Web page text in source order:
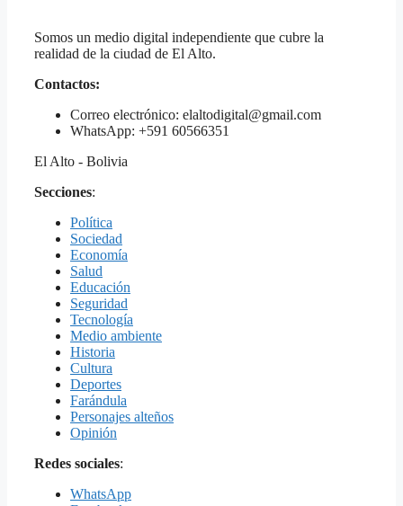
Somos un medio digital independiente que cubre la
realidad de la ciudad de El Alto.
Contactos:
Correo electrónico: elaltodigital@gmail.com
WhatsApp: +591 60566351
El Alto - Bolivia
Secciones:
Política
Sociedad
Economía
Salud
Educación
Seguridad
Tecnología
Medio ambiente
Historia
Cultura
Deportes
Farándula
Personajes alteños
Opinión
Redes sociales:
WhatsApp